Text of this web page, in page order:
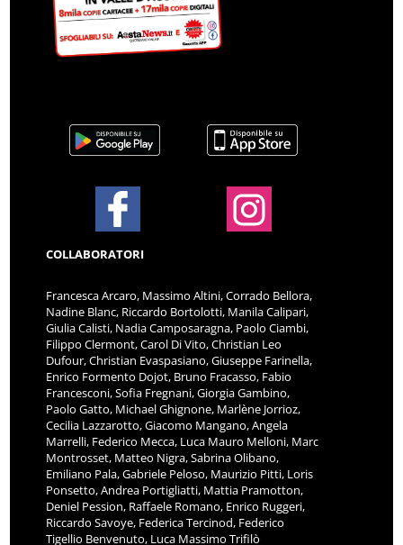
COLLABORATORI
Francesca Arcaro, Massimo Altini, Corrado Bellora,
Nadine Blanc, Riccardo Bortolotti, Manila Calipari,
Giulia Calisti, Nadia Camposaragna, Paolo Ciambi,
Filippo Clermont, Carol Di Vito, Christian Leo
Dufour, Christian Evaspasiano, Giuseppe Farinella,
Enrico Formento Dojot, Bruno Fracasso, Fabio
Francesconi, Sofia Fregnani, Giorgia Gambino,
Paolo Gatto, Michael Ghignone, Marlène Jorrioz,
Cecilia Lazzarotto, Giacomo Mangano, Angela
Marrelli, Federico Mecca, Luca Mauro Melloni, Marc
Montrosset, Matteo Nigra, Sabrina Olibano,
Emiliano Pala, Gabriele Peloso, Maurizio Pitti, Loris
Ponsetto, Andrea Portigliatti, Mattia Pramotton,
Deniel Pession, Raffaele Romano, Enrico Ruggeri,
Riccardo Savoye, Federica Tercinod, Federico
Tigellio Benvenuto, Luca Massimo Trifilò